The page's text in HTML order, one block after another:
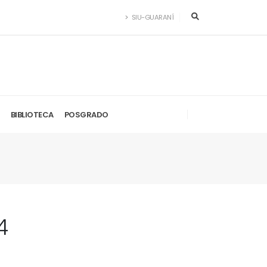
SIU-GUARANÍ
BIBLIOTECA POSGRADO